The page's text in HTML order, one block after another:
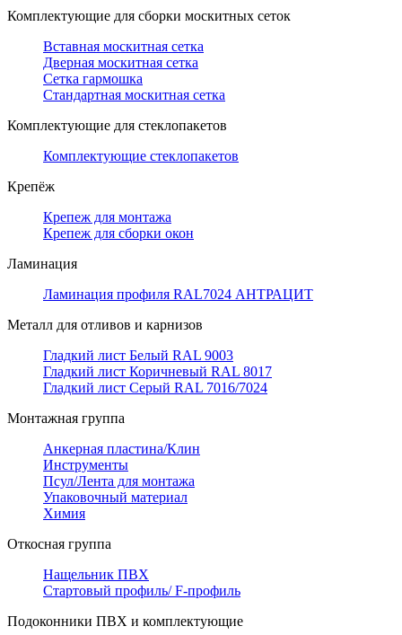
Комплектующие для сборки москитных сеток
Вставная москитная сетка
Дверная москитная сетка
Сетка гармошка
Стандартная москитная сетка
Комплектующие для стеклопакетов
Комплектующие стеклопакетов
Крепёж
Крепеж для монтажа
Крепеж для сборки окон
Ламинация
Ламинация профиля RAL7024 АНТРАЦИТ
Металл для отливов и карнизов
Гладкий лист Белый RAL 9003
Гладкий лист Коричневый RAL 8017
Гладкий лист Серый RAL 7016/7024
Монтажная группа
Анкерная пластина/Клин
Инструменты
Псул/Лента для монтажа
Упаковочный материал
Химия
Откосная группа
Нащельник ПВХ
Стартовый профиль/ F-профиль
Подоконники ПВХ и комплектующие